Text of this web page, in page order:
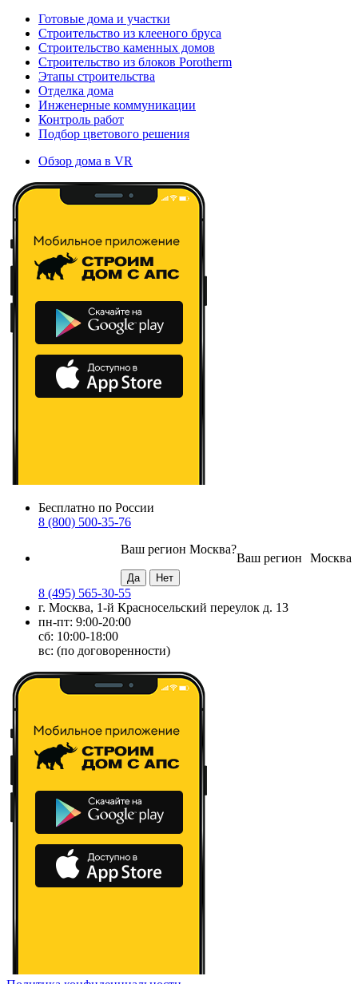
Готовые дома и участки
Строительство из клееного бруса
Строительство каменных домов
Строительство из блоков Porotherm
Этапы строительства
Отделка дома
Инженерные коммуникации
Контроль работ
Подбор цветового решения
Обзор дома в VR
Бесплатно по России
8 (800) 500-35-76
Москва
Ваш регион
Ваш регион Москва?
8 (495) 565-30-55
г. Москва, 1-й Красносельский переулок д. 13
пн-пт: 9:00-20:00
сб: 10:00-18:00
вс: (по договоренности)